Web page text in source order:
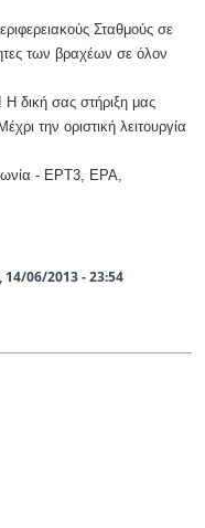
Σταθμούς σε
των βραχέων σε όλον
σας στήριξη μας
την οριστική λειτουργία
- ΕΡΤ3, ΕΡΑ,
06/2013 - 23:54